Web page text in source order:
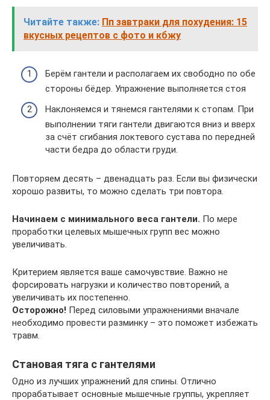
Читайте также: Пп завтраки для похудения: 15
вкусных рецептов с фото и кбжу
Берём гантели и располагаем их свободно по обе
стороны бёдер. Упражнение выполняется стоя
Наклоняемся и тянемся гантелями к стопам. При
выполнении тяги гантели двигаются вниз и вверх
за счёт сгибания локтевого сустава по передней
части бедра до области груди.
Повторяем десять – двенадцать раз. Если вы физически
хорошо развиты, то можно сделать три повтора.
Начинаем с минимального веса гантели. По мере
проработки целевых мышечных групп вес можно
увеличивать.
Критерием является ваше самочувствие. Важно не
форсировать нагрузки и количество повторений, а
увеличивать их постепенно.
Осторожно! Перед силовыми упражнениями вначале
необходимо провести разминку – это поможет избежать
травм.
Становая тяга с гантелями
Одно из лучших упражнений для спины. Отлично
прорабатывает основные мышечные группы, укрепляет